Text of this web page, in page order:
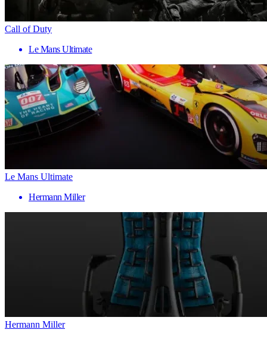
Call of Duty
Le Mans Ultimate
Le Mans Ultimate
Hermann Miller
Hermann Miller